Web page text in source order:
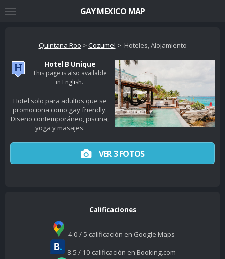
Quintana Roo >Cozumel > Hoteles, Alojamiento
Hotel B Unique
This page is also available
in English.
Hotel solo para adultos que se
promociona como gay friendly.
Diseño contemporáneo, piscina,
yoga y masajes.
VER 3 FOTOS
Calificaciones
4.0 / 5 calificación en Google Maps
8.5 / 10 calificación en Booking.com
GAY MEXICO MAP